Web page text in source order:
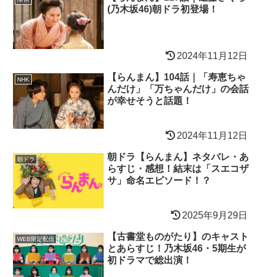
(乃木坂46)朝ドラ初登場！
2024年11月12日
NHK
【らんまん】104話｜「寿恵ちゃ
んだけ」「万ちゃんだけ」の会話
が幸せそうと話題！
2024年11月12日
朝ドラ
朝ドラ【らんまん】ネタバレ・あ
らすじ・感想！結末は「スエコザ
サ」命名エピソード！？
2025年9月29日
WEB限定配信
【古書堂ものがたり】のキャスト
とあらすじ！乃木坂46・5期生が
初ドラマで総出演！